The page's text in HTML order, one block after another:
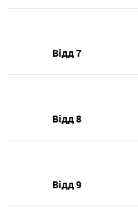
Відд 7
Відд 8
Відд 9